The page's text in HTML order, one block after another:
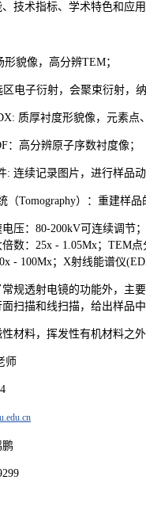
技术指标、学术特色和应用
貌像，高分辨TEM；
电子衍射，会聚束衍射，纳
质厚衬度形貌像，元素点
：高分辨原子序数衬度像；
: 连续记录图片，进行样品动
（Tomography）：重建样品
压：80-200kV可连续调节
数：25x - 1.05Mx；TEM
- 100Mx；X射线能谱仪
规透射电镜的功能外，主
扫描和线扫描，给出样品
材料，挥发性有机材料之
师